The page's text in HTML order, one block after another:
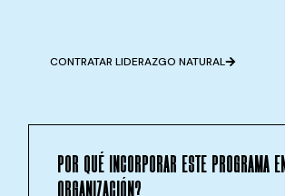
CONTRATAR LIDERAZGO NATURAL
POR QUÉ INCORPORAR ESTE PROGRAMA
ORGANIZACIÓN?